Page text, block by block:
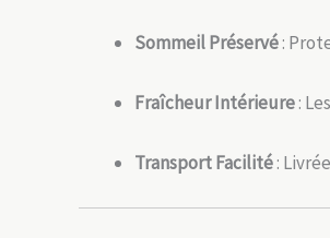
Sommeil Préservé:
Fraîcheur Intérieure:
Transport Facilité: